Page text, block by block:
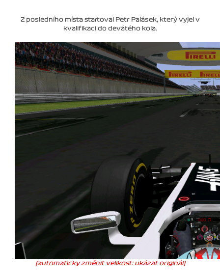
Z posledního místa startoval Petr Palásek, který vyjel v
kvalifikaci do devátého kola.
(automaticky změnit velikost: ukázat originál)